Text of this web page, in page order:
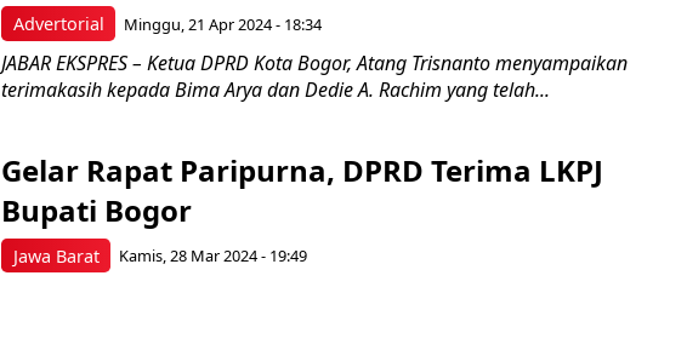
Advertorial Minggu, 21 Apr 2024 - 18:34
JABAR EKSPRES – Ketua DPRD Kota Bogor, Atang Trisnanto menyampaikan
terimakasih kepada Bima Arya dan Dedie A. Rachim yang telah...
Jawa Barat
Gelar Rapat Paripurna, DPRD Terima LKPJ
Bupati Bogor
Kamis, 28 Mar 2024 - 19:49